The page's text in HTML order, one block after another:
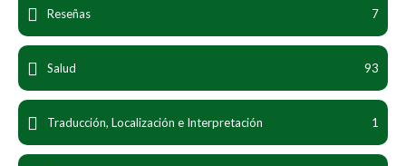
Reseñas 7
Salud 93
Traducción, Localización e Interpretación 1